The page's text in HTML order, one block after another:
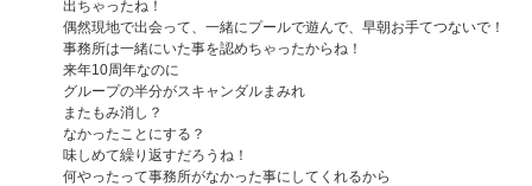
出ちゃったね！
偶然現地で出会って、一緒にプールで遊んで、早朝お手てつないで！
事務所は一緒にいた事を認めちゃったからね！
来年10周年なのに
グループの半分がスキャンダルまみれ
またもみ消し？
なかったことにする？
味しめて繰り返すだろうね！
何やったって事務所がなかった事にしてくれるから